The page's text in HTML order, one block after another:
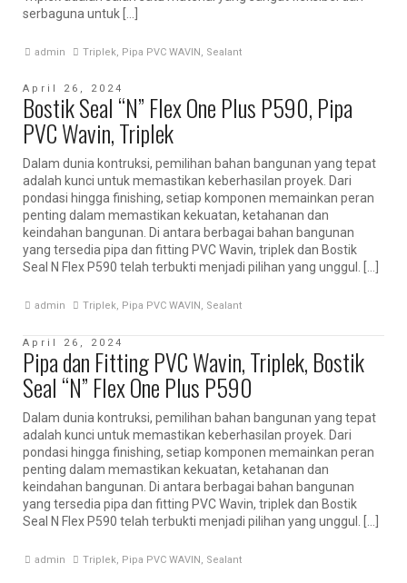
serbaguna untuk […]
admin Triplek, Pipa PVC WAVIN, Sealant
April 26, 2024
Bostik Seal “N” Flex One Plus P590, Pipa
PVC Wavin, Triplek
Dalam dunia kontruksi, pemilihan bahan bangunan yang tepat
adalah kunci untuk memastikan keberhasilan proyek. Dari
pondasi hingga finishing, setiap komponen memainkan peran
penting dalam memastikan kekuatan, ketahanan dan
keindahan bangunan. Di antara berbagai bahan bangunan
yang tersedia pipa dan fitting PVC Wavin, triplek dan Bostik
Seal N Flex P590 telah terbukti menjadi pilihan yang unggul. […]
admin Triplek, Pipa PVC WAVIN, Sealant
April 26, 2024
Pipa dan Fitting PVC Wavin, Triplek, Bostik
Seal “N” Flex One Plus P590
Dalam dunia kontruksi, pemilihan bahan bangunan yang tepat
adalah kunci untuk memastikan keberhasilan proyek. Dari
pondasi hingga finishing, setiap komponen memainkan peran
penting dalam memastikan kekuatan, ketahanan dan
keindahan bangunan. Di antara berbagai bahan bangunan
yang tersedia pipa dan fitting PVC Wavin, triplek dan Bostik
Seal N Flex P590 telah terbukti menjadi pilihan yang unggul. […]
admin Triplek, Pipa PVC WAVIN, Sealant